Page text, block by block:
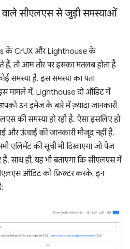
वाले सीएलएस से जुड़ी समस्याओं
के CrUX और Lighthouse के
तो आम तौर पर इसका मतलब होता है
समस्या है. इस समस्या का पता
मामले में, Lighthouse दो ऑडिट में
उन इमेज के बारे में ज़्यादा जानकारी
की समस्या हो रही है. ऐसा इसलिए हो
और ऊंचाई की जानकारी मौजूद नहीं है.
एलिमेंट की सूची भी दिखाएगा जो पेज
हैं. साथ ही, यह भी बताएगा कि सीएलएस में
ऑडिट को फ़िल्टर करके, इन